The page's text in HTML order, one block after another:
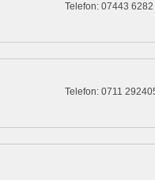
Telefon: 07443 6282
Telefon: 0711